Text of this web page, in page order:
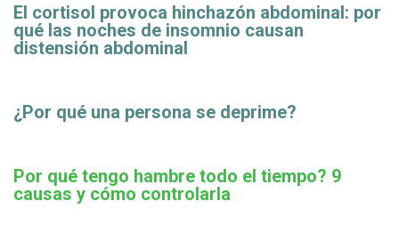
El cortisol provoca hinchazón abdominal: por
qué las noches de insomnio causan
distensión abdominal
¿Por qué una persona se deprime?
Por qué tengo hambre todo el tiempo? 9
causas y cómo controlarla